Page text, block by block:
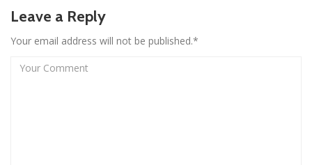
Leave a Reply
Your email address will not be published.*